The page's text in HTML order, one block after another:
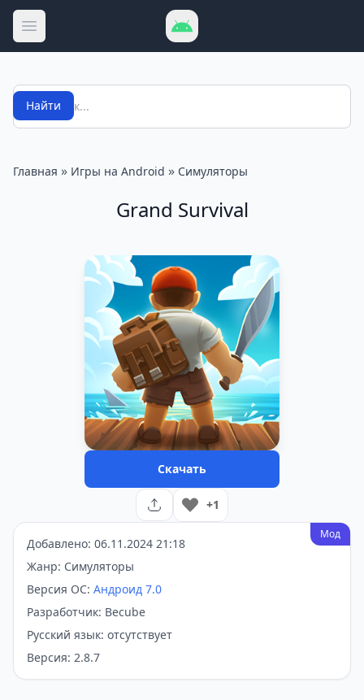
Открыть меню
Поиск
Найти
Главная » Игры на Android » Симуляторы
Grand Survival
Скачать
+1
Мод
Добавлено: 06.11.2024 21:18
Жанр: Симуляторы
Версия ОС: Андроид 7.0
Разработчик: Becube
Русский язык: отсутствует
Версия: 2.8.7